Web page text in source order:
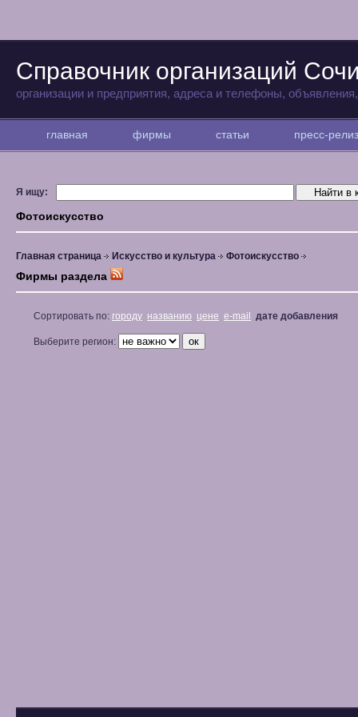
Справочник организаций
организации и предприятия, адреса и телефоны,
главная фирмы статьи пресс-
Я ищу:
Фотоискусство
Главная страница Искусство и культура Фотоискусство
Фирмы раздела
Сортировать по: городу названию цене e-mail дате добавления
Выберите регион: